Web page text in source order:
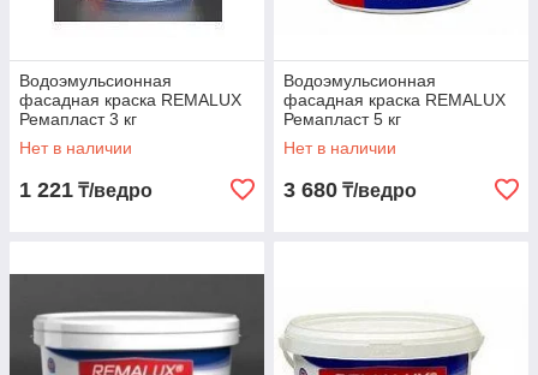
Водоэмульсионная
фасадная краска REMALUX
Ремапласт 3 кг
Нет в наличии
1 221 ₸/ведро
Водоэмульсионная
фасадная краска REMALUX
Ремапласт 5 кг
Нет в наличии
3 680 ₸/ведро